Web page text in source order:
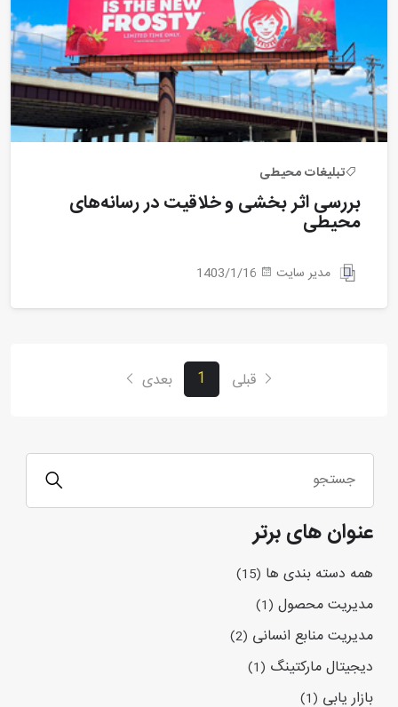
تبلیغات محیطی
بررسی اثر بخشی و خلاقیت در رسانه‌های
محیطی
مدیر سایت 1403/1/16
قبلی 1 بعدی
عنوان های برتر
همه دسته بندی ها (15)
مدیریت محصول (1)
مدیریت منابع انسانی (2)
دیجیتال مارکتینگ (1)
بازار یابی (1)